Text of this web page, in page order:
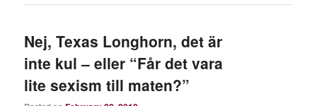
Nej, Texas Longhorn, det är
inte kul – eller “Får det vara
lite sexism till maten?”